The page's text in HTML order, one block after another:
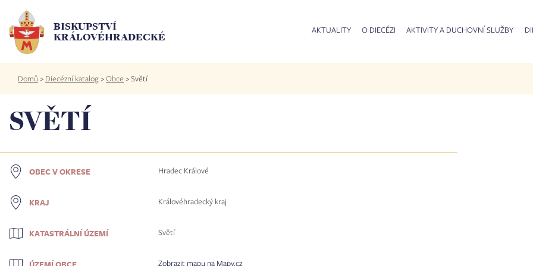
hlavnímu
obsahu
BISKUPSTVÍ
KRÁLOVÉHRADECKÉ
AKTUALITY O DIECÉZI AKTIVITY A DUCHOVNÍ SLUŽBY
Drobečková
navigace
Domů > Diecézní katalog>Obce >Světí
SVĚTÍ
OBEC V OKRESE Hradec Králové
KRAJ Královéhradecký kraj
KATASTRÁLNÍ ÚZEMÍ Světí
Zobrazit mapu na Mapy.cz